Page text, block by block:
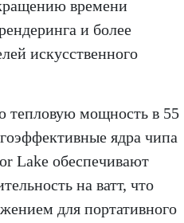
времени
и более
искусственного
тепловую мощность в 55
ядра чипа
Lake обеспечивают
на ватт, что
для портативного